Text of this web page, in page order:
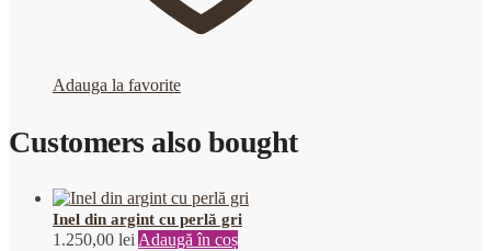
Adauga la favorite
Customers also bought
Inel din argint cu perlă gri
1.250,00 lei Adaugă în coș